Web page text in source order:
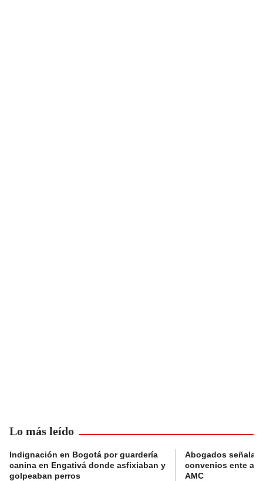
Lo más leído
Indignación en Bogotá por guardería
canina en Engativá donde asfixiaban y
golpeaban perros
Abogados
convenios ente
AMC